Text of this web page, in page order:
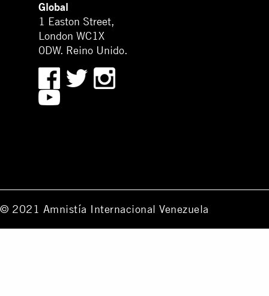
Global
1 Easton Street,
London WC1X
0DW. Reino Unido.
© 2021 Amnistía Internacional Venezuela